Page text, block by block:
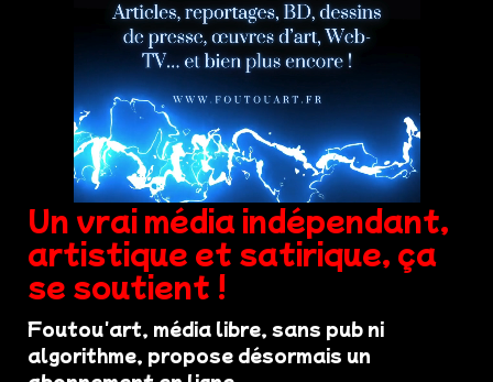
Un vrai média indépendant,
artistique et satirique, ça
se soutient !
Foutou'art, média libre, sans pub ni
algorithme, propose désormais un